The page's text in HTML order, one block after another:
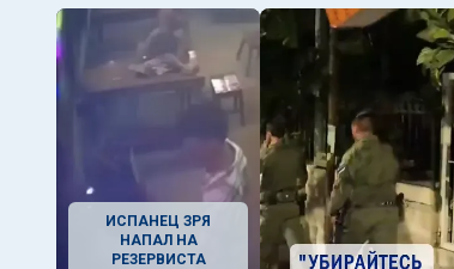
ИСПАНЕЦ ЗРЯ
НАПАЛ НА
РЕЗЕРВИСТА